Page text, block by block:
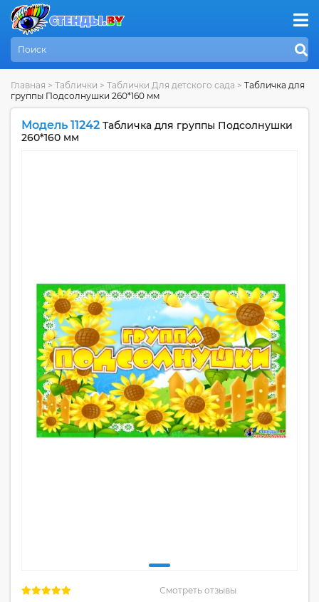
Главная > Таблички > Таблички Для детского сада > Табличка для
группы Подсолнушки 260*160 мм
Модель 11242 Табличка для группы Подсолнушки
260*160 мм
Смотреть отзывы